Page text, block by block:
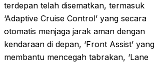
terdepan telah disematkan, termasuk
‘Adaptive Cruise Control’ yang secara
otomatis menjaga jarak aman dengan
kendaraan di depan, ‘Front Assist’ yang
membantu mencegah tabrakan, ‘Lane